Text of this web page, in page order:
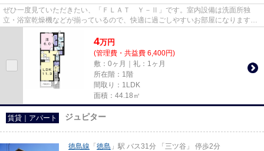
ぜひ一度見ていただきたい、「ＦＬＡＴ Ｙ－Ⅱ」です。室内設備は洗面所独
立・浴室乾燥機などが揃っているので、快適に過ごしやすいお部屋になります。
知らない人が来た時でも玄関を開...
4万円
(管理費・共益費 6,400円)
敷：0ヶ月｜礼：1ヶ月
所在階：1階
間取り：1LDK
面積：44.18㎡
賃貸｜アパート ジュピター
徳島線 「 徳島 」駅 バス31分 「三ツ谷」 停歩2分